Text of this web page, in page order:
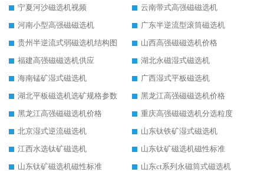
宁夏河沙磁选机视频
云南带式高强磁磁选机
河南小型高强磁磁选机
广东半逆流型滚筒磁选机
贵州半逆流式弱磁选机结构图
山西高强磁磁选机价格
福建高强磁磁选机供应
湖北永磁湿式磁选机
海南锰矿湿式磁选机
广西湿式平板磁选机
湖北平板磁选机选矿规格参数
黑龙江高强磁磁选机价格
黑龙江高强磁磁选机价格
重庆高强磁磁选机分选粒度
北京湿式逆流磁选机
山东钛铁矿湿式磁选机
江西水选钛矿磁选机
山东钛矿磁选机磁性标准
山东钛矿磁选机磁性标准
山东ct系列永磁筒式磁选机